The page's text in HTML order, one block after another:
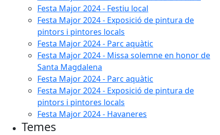
Festa Major 2024 - Festiu local
Festa Major 2024 - Exposició de pintura de
pintors i pintores locals
Festa Major 2024 - Parc aquàtic
Festa Major 2024 - Missa solemne en honor de
Santa Magdalena
Festa Major 2024 - Parc aquàtic
Festa Major 2024 - Exposició de pintura de
pintors i pintores locals
Festa Major 2024 - Havaneres
Temes